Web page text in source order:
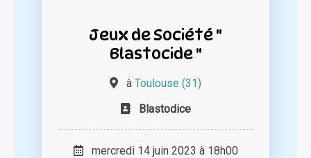
Jeux de Société "
Blastocide "
à Toulouse (31)
Blastodice
mercredi 14 juin 2023 à 18h00